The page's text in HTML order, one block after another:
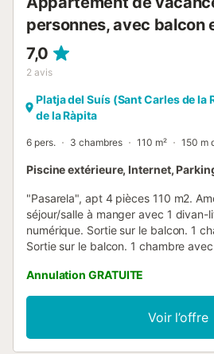
personnes, avec balcon
7,0
2 avis
Platja del Suís (Sant Carles de la
de la Ràpita
6 pers. 3 chambres 110 m² 150 m
Piscine extérieure, Internet,
"Pasarela", apt 4 pièces 110 m2.
séjour/salle à manger avec 1
numérique. Sortie sur le balcon. 1
Sortie sur le balcon. 1 chambre
ondes, cafetière électrique). Bain/
chauffage. Vue sur la piscine. A
sèche-cheveux. Internet
Annulation GRATUITE
Voir l’offre